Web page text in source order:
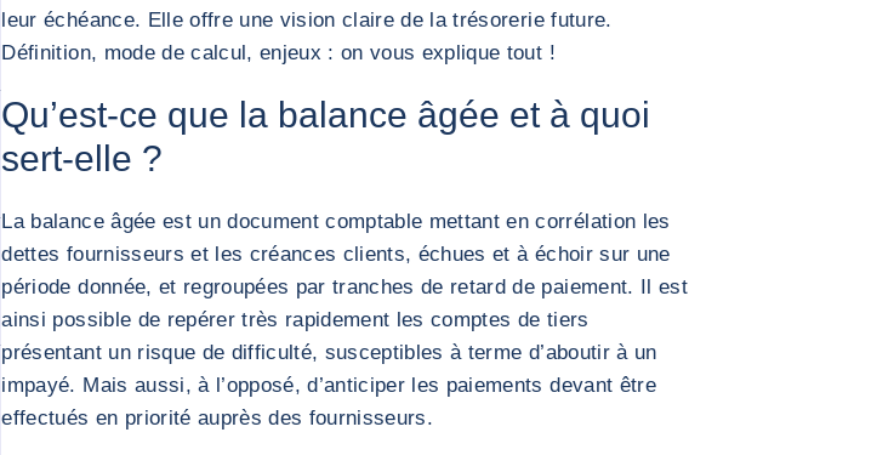
leur échéance. Elle offre une vision claire de la trésorerie future.
Définition, mode de calcul, enjeux : on vous explique tout !
Qu’est-ce que la balance âgée et à quoi
sert-elle ?
La balance âgée est un document comptable mettant en corrélation les
dettes fournisseurs et les créances clients, échues et à échoir sur une
période donnée, et regroupées par tranches de retard de paiement. Il est
ainsi possible de repérer très rapidement les comptes de tiers
présentant un risque de difficulté, susceptibles à terme d’aboutir à un
impayé. Mais aussi, à l’opposé, d’anticiper les paiements devant être
effectués en priorité auprès des fournisseurs.